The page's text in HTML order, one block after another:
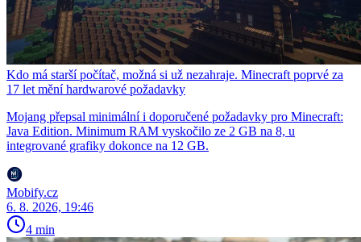
Kdo má starší počítač, možná si už nezahraje. Minecraft poprvé za
17 let mění hardwarové požadavky
Mojang přepsal minimální i doporučené požadavky pro Minecraft:
Java Edition. Minimum RAM vyskočilo ze 2 GB na 8, u
integrované grafiky dokonce na 12 GB.
Mobify.cz
6. 8. 2026, 19:46
4 min